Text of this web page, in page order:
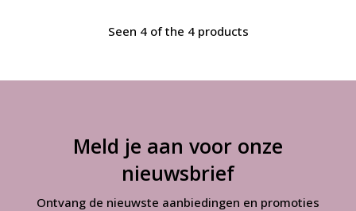
Seen 4 of the 4 products
Meld je aan voor onze
nieuwsbrief
Ontvang de nieuwste aanbiedingen en promoties